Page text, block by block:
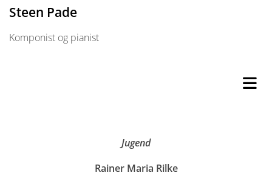
Steen Pade
Komponist og pianist
Jugend
Rainer Maria Rilke